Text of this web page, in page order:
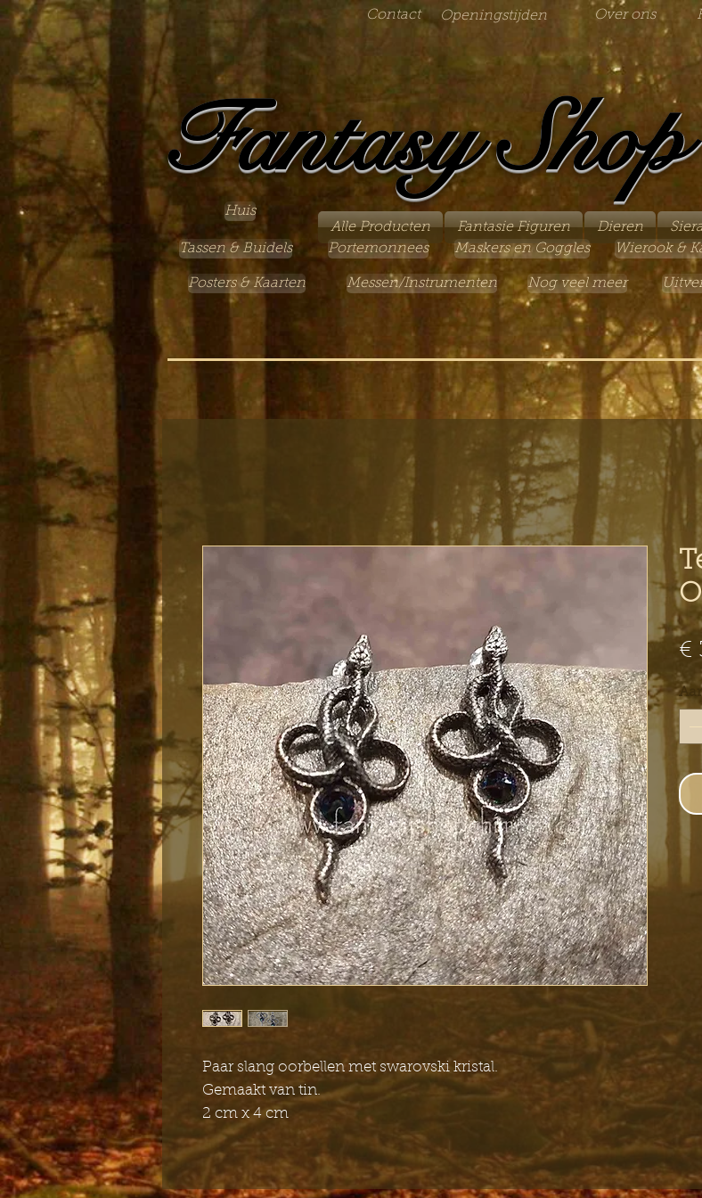
Contact Openingstijden Over ons
Fantasy
Huis
Alle Producten
Fantasie Figuren Dieren
Tassen & Buidels
Portemonnees Maskers en Goggles Wierook &
Posters & Kaarten Messen/Instrumenten Nog veel meer
Paar slang oorbellen met swarovski kristal.
Gemaakt van tin.
2 cm x 4 cm
€